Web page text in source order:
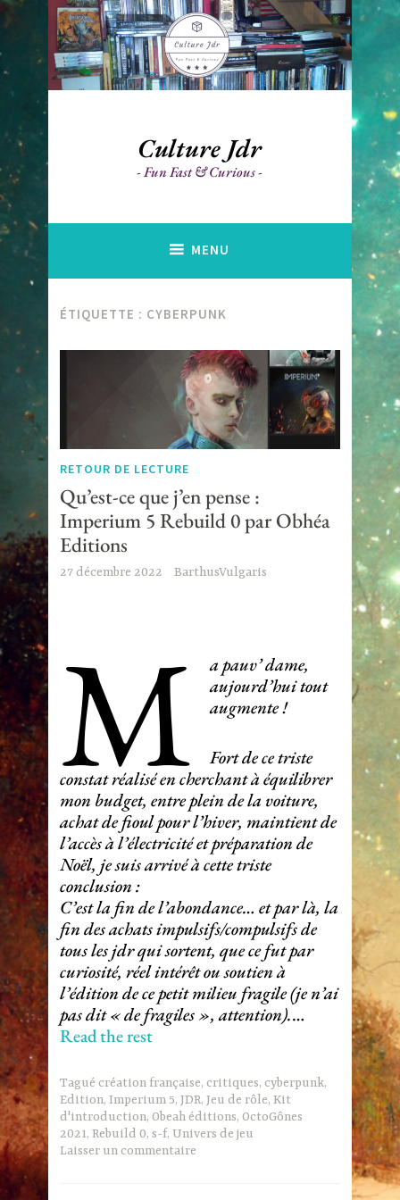
Accéder
au
contenu
principal
Culture Jdr
Fun Fast & Curious
MENU
ÉTIQUETTE : CYBERPUNK
RETOUR DE LECTURE
Qu’est-ce que j’en pense :
Imperium 5 Rebuild 0 par Obhéa
Editions
27 décembre 2022 BarthusVulgaris
M
a pauv’ dame,
aujourd’hui tout
augmente !
Fort de ce triste
constat réalisé en cherchant à équilibrer
mon budget, entre plein de la voiture,
achat de fioul pour l’hiver, maintient de
l’accès à l’électricité et préparation de
Noël, je suis arrivé à cette triste
conclusion :
C’est la fin de l’abondance… et par là, la
fin des achats impulsifs/compulsifs de
tous les jdr qui sortent, que ce fut par
curiosité, réel intérêt ou soutien à
l’édition de ce petit milieu fragile (je n’ai
pas dit « de fragiles », attention).…
Read the rest
Taguécréation française,critiques,cyberpunk,
Edition,Imperium 5,JDR,Jeu de rôle,Kit
d'introduction,Obeah éditions,OctoGônes
2021,Rebuild 0,s-f, Univers de jeu
Laisser un commentaire